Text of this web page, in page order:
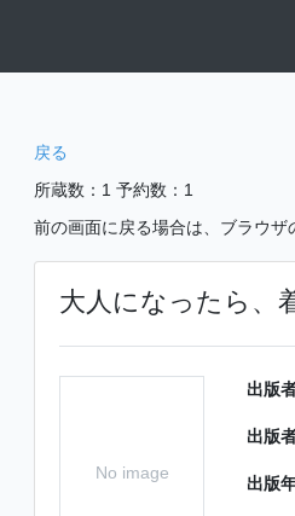
戻る
所蔵数：1 予約数：1
前の画面に戻る場合は、ブラウザ
大人になったら
No image
出版
出版
出版